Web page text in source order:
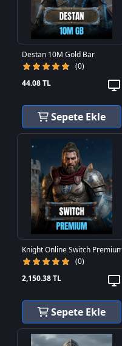
Destan 10M Gold Bar
(0)
44.08 TL
Sepete Ekle
Knight Online Switch Premium
(0)
2,150.38 TL
Sepete Ekle